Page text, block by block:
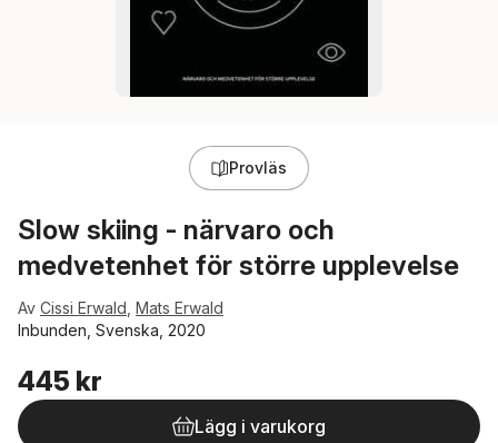
Provläs
Slow skiing - närvaro och
medvetenhet för större upplevelse
Av Cissi Erwald Mats Erwald
Inbunden, Svenska, 2020
445 kr
Lägg i varukorg